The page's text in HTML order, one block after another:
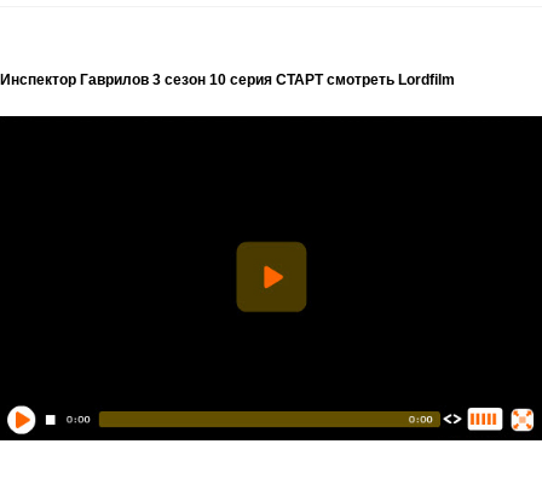
Инспектор Гаврилов 3 сезон 10 серия СТАРТ смотреть Lordfilm